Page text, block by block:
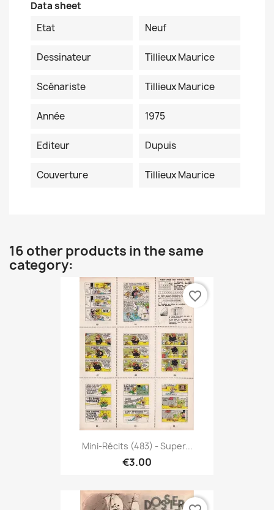
Data sheet
Etat
Neuf
Dessinateur Tillieux Maurice
Scénariste Tillieux Maurice
Année 1975
Editeur Dupuis
Couverture Tillieux Maurice
16 other products in the same
category:
Mini-Récits (483) - Super...
€3.00
favorite_border